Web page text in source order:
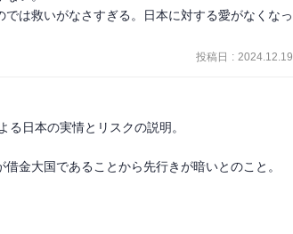
は救いがなさすぎる。日本に対する愛がなくなっ
投稿日 : 2024.12.19
日本の実情とリスクの説明。
金大国であることから先行きが暗いとのこと。